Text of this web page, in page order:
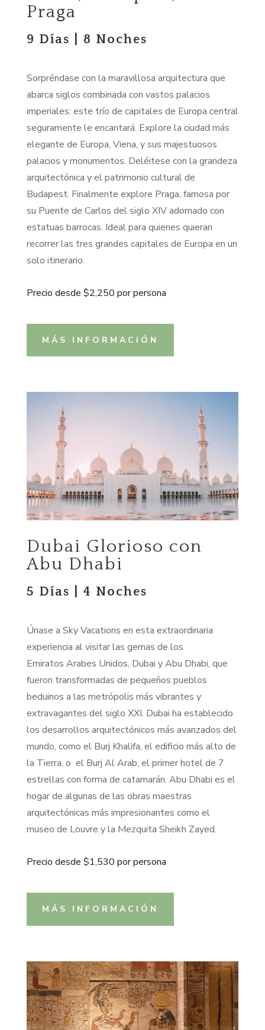
Praga
9 Días | 8 Noches
Sorpréndase con la maravillosa arquitectura que
abarca siglos combinada con vastos palacios
imperiales: este trío de capitales de Europa central
seguramente le encantará. Explore la ciudad más
elegante de Europa, Viena, y sus majestuosos
palacios y monumentos. Deléitese con la grandeza
arquitectónica y el patrimonio cultural de
Budapest. Finalmente explore Praga, famosa por
su Puente de Carlos del siglo XIV adornado con
estatuas barrocas. Ideal para quienes quieran
recorrer las tres grandes capitales de Europa en un
solo itinerario.
Precio desde $2,250 por persona
MÁS INFORMACIÓN
Dubai Glorioso con
Abu Dhabi
5 Días | 4 Noches
Únase a Sky Vacations en esta extraordinaria
experiencia al visitar las gemas de los
Emiratos Arabes Unidos, Dubai y Abu Dhabi, que
fueron transformadas de pequeños pueblos
beduinos a las metrópolis más vibrantes y
extravagantes del siglo XXI. Dubai ha establecido
los desarrollos arquitectónicos más avanzados del
mundo, como el Burj Khalifa, el edificio más alto de
la Tierra, o el Burj Al Arab, el primer hotel de 7
estrellas con forma de catamarán. Abu Dhabi es el
hogar de algunas de las obras maestras
arquitectónicas más impresionantes como el
museo de Louvre y la Mezquita Sheikh Zayed.
Precio desde $1,530 por persona
MÁS INFORMACIÓN